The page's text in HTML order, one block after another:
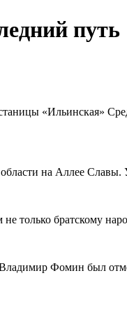
путь
«Ильинская»
на Аллее
только братскому
Фомин был